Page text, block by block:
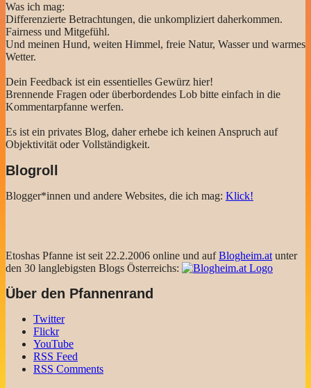
Was ich mag:
Differenzierte Betrachtungen, die unkompliziert daherkommen.
Fairness und Mitgefühl.
Und meinen Hund, weiten Himmel, freie Natur, Wasser und warmes
Wetter.
Dein Feedback ist ein essentielles Gewürz hier!
Brennende Fragen oder überbordendes Lob bitte einfach in die
Kommentarpfanne werfen.
Es ist ein privates Blog, daher erhebe ich keinen Anspruch auf
Objektivität oder Vollständigkeit.
Blogroll
Blogger*innen und andere Websites, die ich mag: Klick!
Etoshas Pfanne ist seit 22.2.2006 online und aufBlogheim.at unter
den 30 langlebigsten Blogs Österreichs:
Über den Pfannenrand
Twitter
Flickr
YouTube
RSS Feed
RSS Comments